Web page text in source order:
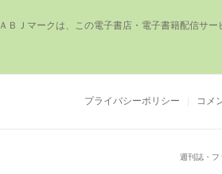
ＡＢＪマークは、この電⼦書店・電⼦書籍配信サ
プライバシーポリシー コメ
週刊誌・フ